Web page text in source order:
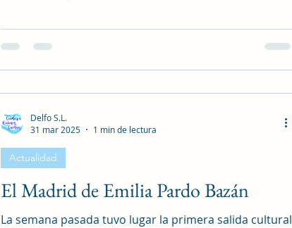
El Madrid de Emilia Pardo Bazán
La semana pasada tuvo lugar la primera salida cultural
Actualidad
Delfo S.L.
31 mar 2025
1 min de lectura